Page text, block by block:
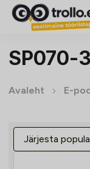
SP070-
Avaleht E-